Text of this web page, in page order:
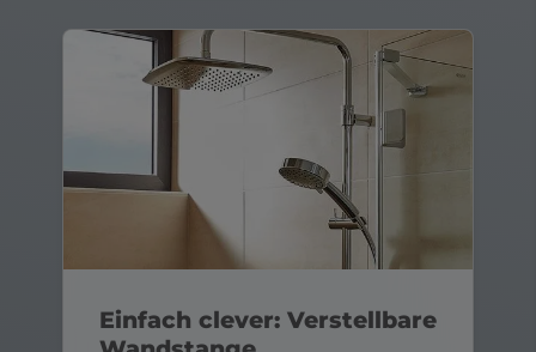
Einfach clever: Verstellbare